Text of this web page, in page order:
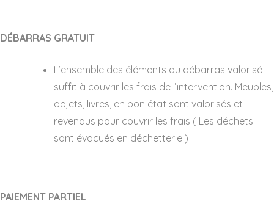
DÉBARRAS GRATUIT
L’ensemble des éléments du débarras valorisé
suffit à couvrir les frais de l’intervention. Meubles,
objets, livres, en bon état sont valorisés et
revendus pour couvrir les frais ( Les déchets
sont évacués en déchetterie )
PAIEMENT PARTIEL